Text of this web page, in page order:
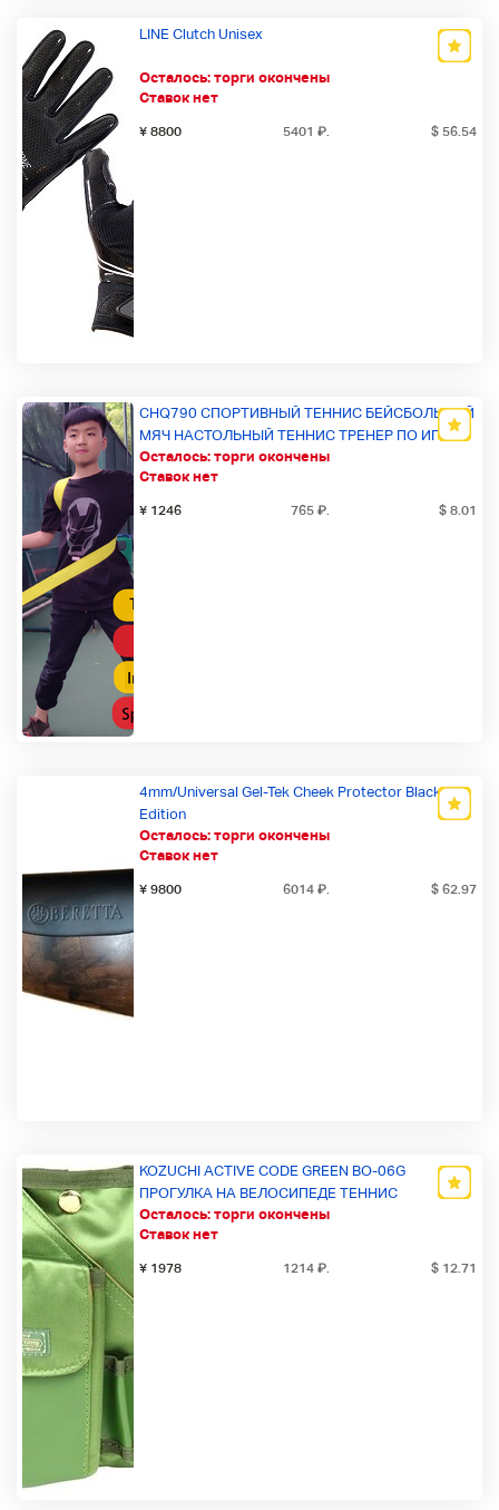
Осталось: торги окончены
Ставок нет
LINE Clutch Unisex
¥ 8800 5401 ₽. $ 56.54
Осталось: торги окончены
Ставок нет
CHQ790 СПОРТИВНЫЙ ТЕННИС БЕЙСБОЛЬНЫЙ
МЯЧ НАСТОЛЬНЫЙ ТЕННИС ТРЕНЕР ПО ИГРЕ В
ГОЛЬФ RACKET BAT YELLOW R
¥ 1246 765 ₽. $ 8.01
Осталось: торги окончены
Ставок нет
4mm/Universal Gel-Tek Cheek Protector Black
Edition
¥ 9800 6014 ₽. $ 62.97
Осталось: торги окончены
Ставок нет
KOZUCHI ACTIVE CODE GREEN BO-06G
ПРОГУЛКА НА ВЕЛОСИПЕДЕ ТЕННИС
БЭТМИНТОН СПОРТ ПАУЧ ПОП ХРАНИЛИЩЕ
¥ 1978 1214 ₽. $ 12.71